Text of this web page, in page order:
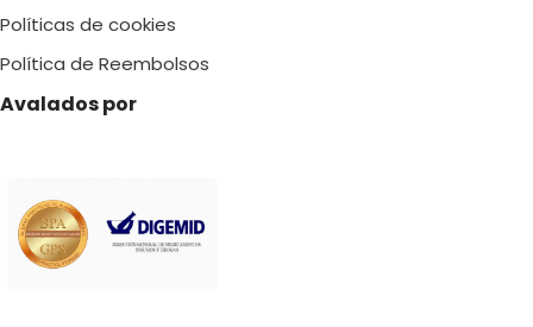
Políticas de cookies
Política de Reembolsos
Avalados por